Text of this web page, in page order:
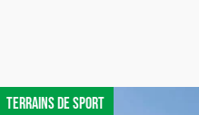
Terrains de sport